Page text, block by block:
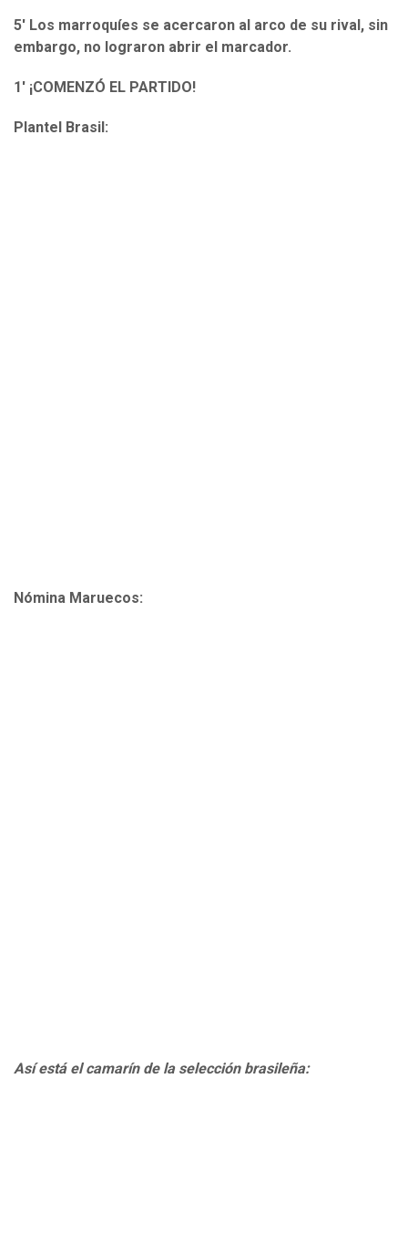
5' Los marroquíes se acercaron al arco de su rival, sin
embargo, no lograron abrir el marcador.
1' ¡COMENZÓ EL PARTIDO!
Plantel Brasil:
Nómina Maruecos:
Así está el camarín de la selección brasileña: